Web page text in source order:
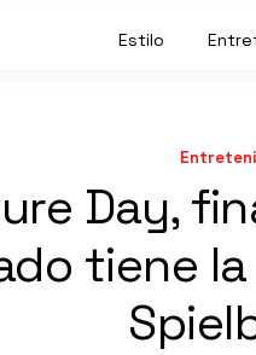
Estilo
Day,
tiene